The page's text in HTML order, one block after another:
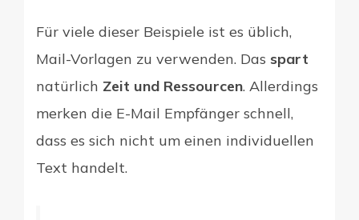
Für viele dieser Beispiele ist es üblich,
Mail-Vorlagen zu verwenden. Das spart
natürlich Zeit und Ressourcen. Allerdings
merken die E-Mail Empfänger schnell,
dass es sich nicht um einen individuellen
Text handelt.